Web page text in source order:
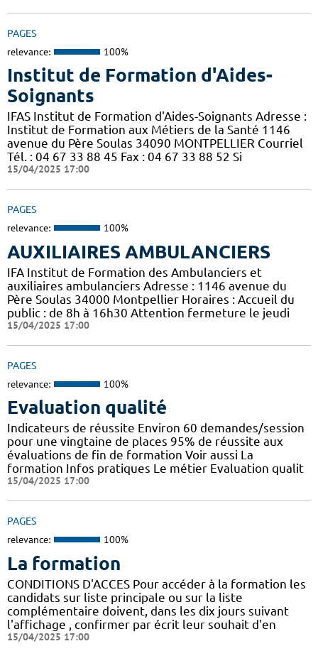
PAGES
relevance: 100%
Institut de Formation d'Aides-
Soignants
IFAS Institut de Formation d'Aides-Soignants Adresse :
Institut de Formation aux Métiers de la Santé 1146
avenue du Père Soulas 34090 MONTPELLIER Courriel
Tél. : 04 67 33 88 45 Fax : 04 67 33 88 52 Si
15/04/2025 17:00
PAGES
relevance: 100%
AUXILIAIRES AMBULANCIERS
IFA Institut de Formation des Ambulanciers et
auxiliaires ambulanciers Adresse : 1146 avenue du
Père Soulas 34000 Montpellier Horaires : Accueil du
public : de 8h à 16h30 Attention fermeture le jeudi
15/04/2025 17:00
PAGES
relevance: 100%
Evaluation qualité
Indicateurs de réussite Environ 60 demandes/session
pour une vingtaine de places 95% de réussite aux
évaluations de fin de formation Voir aussi La
formation Infos pratiques Le métier Evaluation qualit
15/04/2025 17:00
PAGES
relevance: 100%
La formation
CONDITIONS D'ACCES Pour accéder à la formation les
candidats sur liste principale ou sur la liste
complémentaire doivent, dans les dix jours suivant
l'affichage , confirmer par écrit leur souhait d'en
15/04/2025 17:00